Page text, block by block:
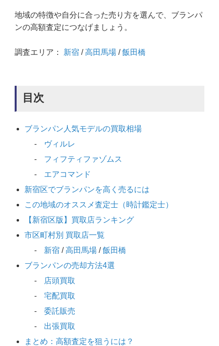
地域の特徴や自分に合った売り方を選んで、ブランパ
ンの高額査定につなげましょう。
調査エリア： 新宿 /高田馬場 /飯田橋
目次
ブランパン人気モデルの買取相場
ヴィルレ
フィフティファゾムス
エアコマンド
新宿区でブランパンを高く売るには
この地域のオススメ査定士（時計鑑定士）
【新宿区版】買取店ランキング
市区町村別 買取店一覧
新宿 /高田馬場 /飯田橋
ブランパンの売却方法4選
店頭買取
宅配買取
委託販売
出張買取
まとめ：高額査定を狙うには？